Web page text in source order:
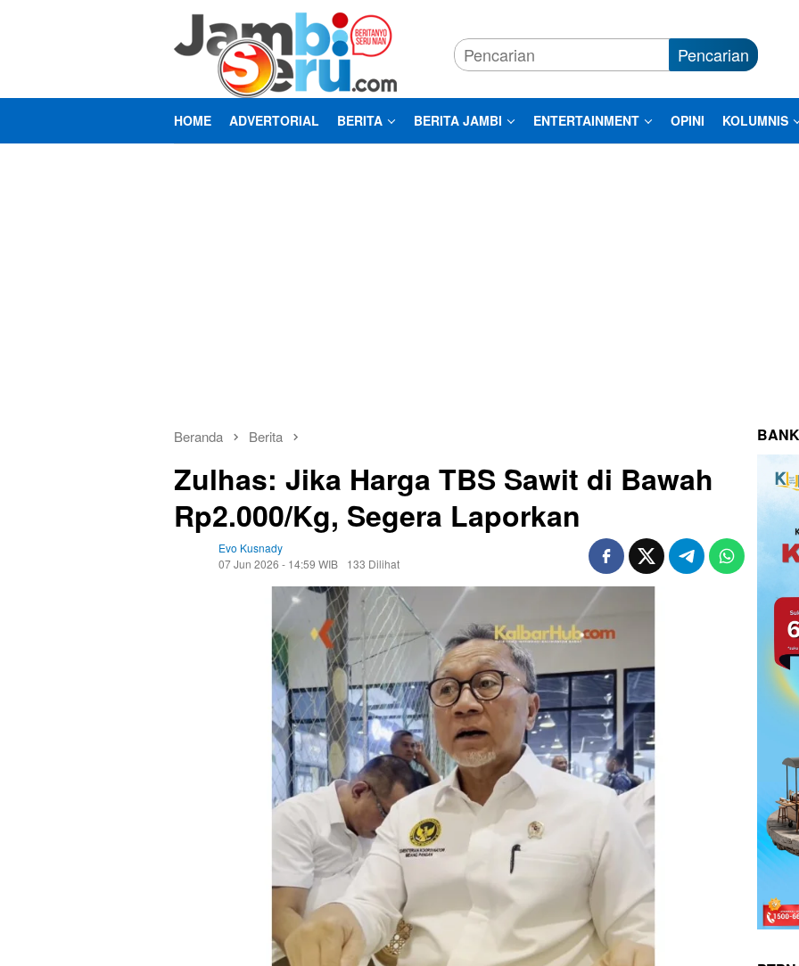
Pencarian
HOME ADVERTORIAL BERITA BERITA JAMBI ENTERTAINMENT OPINI KOLUMNIS
Beranda Berita
Zulhas: Jika Harga TBS Sawit di Bawah
Rp2.000/Kg, Segera Laporkan
Evo Kusnady
07 Jun 2026 - 14:59 WIB
133 Dilihat